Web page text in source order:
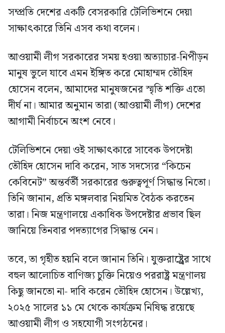
সম্প্রতি দেশের একটি বেসরকারি টেলিভিশনে দেয়া
সাক্ষাৎকারে তিনি এসব কথা বলেন।
আওয়ামী লীগ সরকারের সময় হওয়া অত্যাচার-নিপীড়ন
মানুষ ভুলে যাবে এমন ইঙ্গিত করে মোহাম্মদ তৌহিদ
হোসেন বলেন, আমাদের মানুষজনের স্মৃতি শক্তি এতো
দীর্ঘ না। আমার অনুমান তারা (আওয়ামী লীগ) দেশের
আগামী নির্বাচনে অংশ নেবে।
টেলিভিশনে দেয়া ওই সাক্ষাৎকারে সাবেক উপদেষ্টা
তৌহিদ হোসেন দাবি করেন, সাত সদস্যের “কিচেন
কেবিনেট” অন্তর্বর্তী সরকারের গুরুত্বপূর্ণ সিদ্ধান্ত নিতো।
তিনি জানান, প্রতি মঙ্গলবার নিয়মিত বৈঠক করতেন
তারা। নিজ মন্ত্রণালয়ে একাধিক উপদেষ্টার প্রভাব ছিল
জানিয়ে তিনবার পদত্যাগের সিদ্ধান্ত নেন।
তবে, তা গৃহীত হয়নি বলে জানান তিনি। যুক্তরাষ্ট্র্রের সাথে
বহুল আলোচিত বাণিজ্য চুক্তি নিয়েও পররাষ্ট্র মন্ত্রণালয়
কিছু জানতো না- দাবি করেন তৌহিদ হোসেন। উল্লেখ্য,
২০২৫ সালের ১১ মে থেকে কার্যক্রম নিষিদ্ধ রয়েছে
আওয়ামী লীগ ও সহযোগী সংগঠনের।